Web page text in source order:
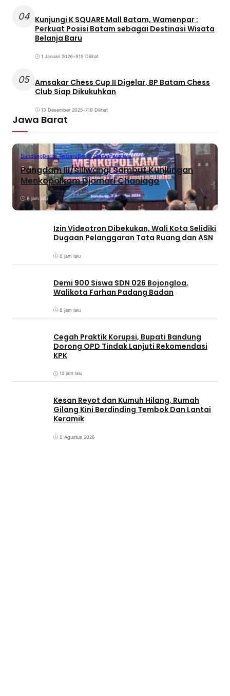
04 Kunjungi K SQUARE Mall Batam, Wamenpar :
Perkuat Posisi Batam sebagai Destinasi Wisata
Belanja Baru
1 Januari 2026•919 Dilihat
05 Amsakar Chess Cup II Digelar, BP Batam Chess
Club Siap Dikukuhkan
13 Desember 2025•719 Dilihat
Jawa Barat
BandungBerita TerbaruBerita UtamaPeristiwa
Pangdam III/Siliwangi Sambut Kunjungan
Menkopolkam Djamari Chaniago
8 jam lalu
Izin Videotron Dibekukan, Wali Kota Selidiki
Dugaan Pelanggaran Tata Ruang dan ASN
8 jam lalu
Demi 900 Siswa SDN 026 Bojongloa,
Walikota Farhan Padang Badan
8 jam lalu
Cegah Praktik Korupsi, Bupati Bandung
Dorong OPD Tindak Lanjuti Rekomendasi
KPK
12 jam lalu
Kesan Reyot dan Kumuh Hilang, Rumah
Gilang Kini Berdinding Tembok Dan Lantai
Keramik
6 Agustus 2026